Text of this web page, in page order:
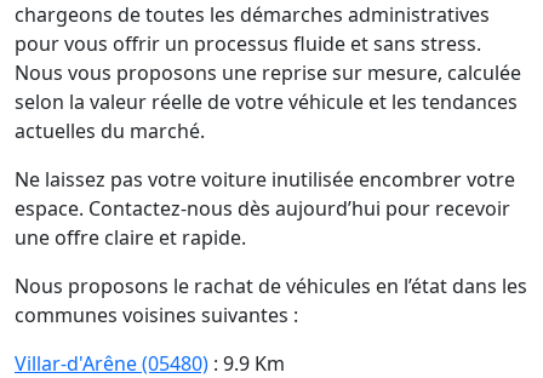
chargeons de toutes les démarches administratives
pour vous offrir un processus fluide et sans stress.
Nous vous proposons une reprise sur mesure, calculée
selon la valeur réelle de votre véhicule et les tendances
actuelles du marché.
Ne laissez pas votre voiture inutilisée encombrer votre
espace. Contactez-nous dès aujourd’hui pour recevoir
une offre claire et rapide.
Nous proposons le rachat de véhicules en l’état dans les
communes voisines suivantes :
Villar-d'Arêne (05480) : 9.9 Km